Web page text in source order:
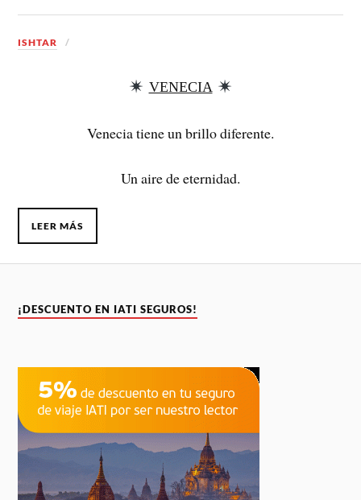
ISHTAR
VENECIA
Venecia tiene un brillo diferente.
Un aire de eternidad.
LEER MÁS
¡DESCUENTO EN IATI SEGUROS!